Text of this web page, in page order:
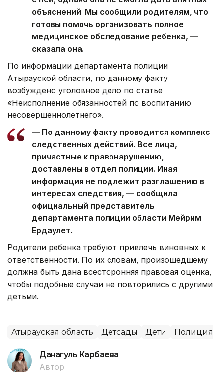
объяснений. Мы сообщили родителям, что
готовы помочь организовать полное
медицинское обследование ребенка, —
сказала она.
По информации департамента полиции
Атырауской области, по данному факту
возбуждено уголовное дело по статье
«Неисполнение обязанностей по воспитанию
несовершеннолетнего».
— По данному факту проводится комплекс
следственных действий. Все лица,
причастные к правонарушению,
доставлены в отдел полиции. Иная
информация не подлежит разглашению в
интересах следствия, — сообщила
официальный представитель
департамента полиции области Мейрим
Ердаулет.
Родители ребенка требуют привлечь виновных к
ответственности. По их словам, произошедшему
должна быть дана всесторонняя правовая оценка,
чтобы подобные случаи не повторились с другими
детьми.
Атырауская область Детсады Дети Полиция
Данагуль Карбаева
Автор